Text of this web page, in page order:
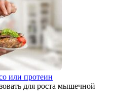
или протеин
для роста мышечной